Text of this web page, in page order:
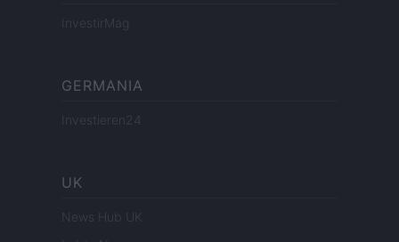
InvestirMag
GERMANIA
Investieren24
UK
News Hub UK